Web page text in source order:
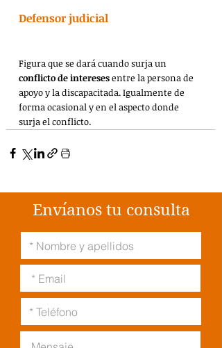
Defensor judicial
Figura que se dará cuando surja un
conflicto de intereses entre la persona de
apoyo y la discapacitada. Igualmente de
forma ocasional y en el aspecto donde
surja el conflicto.
Envíanos tu consulta